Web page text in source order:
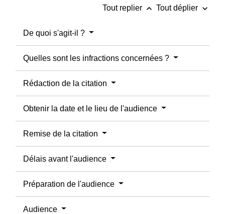
Tout replier keyboard_arrow_up Tout déplier keyboard_arrow_down
De quoi s'agit-il ?
Quelles sont les infractions concernées ?
Rédaction de la citation
Obtenir la date et le lieu de l'audience
Remise de la citation
Délais avant l'audience
Préparation de l'audience
Audience